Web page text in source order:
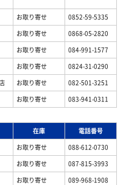
お取り寄せ
0852-59-5335
お取り寄せ
0868-05-2820
お取り寄せ
084-991-1577
お取り寄せ
0824-31-0290
お取り寄せ
082-501-3251
お取り寄せ 083-941-0311
在庫
電話番号
お取り寄せ
088-612-0730
お取り寄せ
087-815-3993
お取り寄せ 089-968-1908